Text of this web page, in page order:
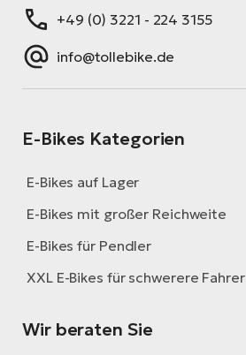
+49 (0) 3221 - 224 3155
info@tollebike.de
E-Bikes Kategorien
E-Bikes auf Lager
E-Bikes mit großer Reichweite
E-Bikes für Pendler
XXL E-Bikes für schwerere Fahrer
Wir beraten Sie